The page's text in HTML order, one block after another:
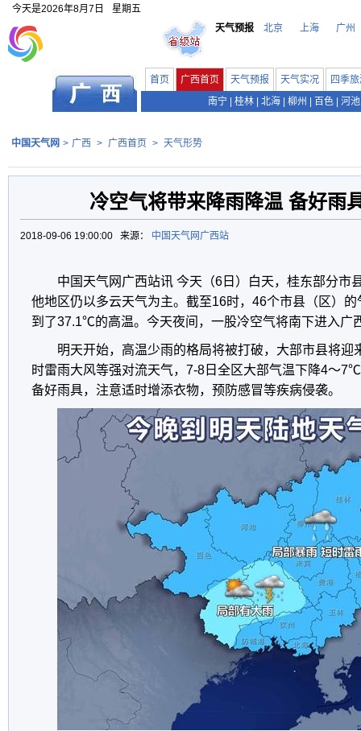
今天是2026年8月7日
星期五
天气预报
北京 上海 广州
首页 广西首页 天气预报 天气实况
四季
南宁
桂林 北海 柳州 百色 河池
中国天气网 > 广西 > 广西首页 > 天气形势
冷空气将带来降雨降温 备好雨
2018-09-06 19:00:00 来源： 中国天气网广西站
中国天气网广西站讯 今天（6日）白天，桂东部分市
他地区仍以多云天气为主。截至16时，46个市县（区）
到了37.1℃的高温。今天夜间，一股冷空气将南下进入广
明天开始，高温少雨的格局将被打破，大部市县将迎
时雷雨大风等强对流天气，7-8日全区大部气温下降4～
备好雨具，注意适时增添衣物，预防感冒等疾病侵袭。